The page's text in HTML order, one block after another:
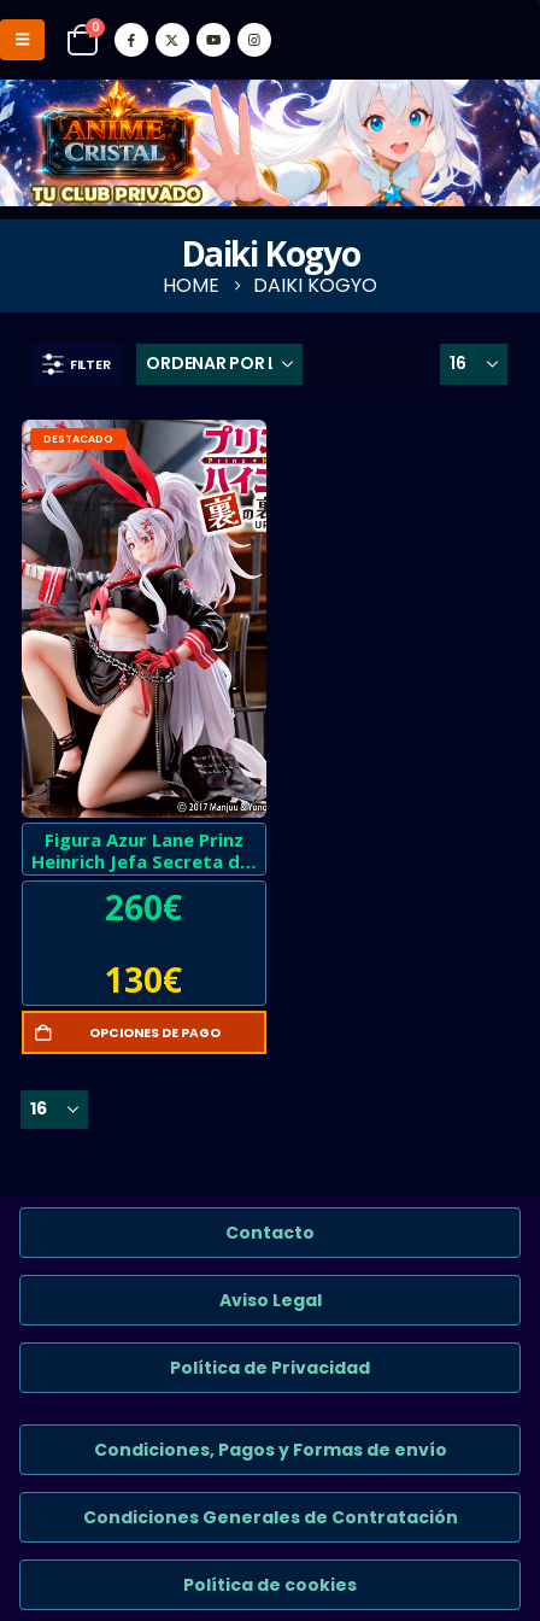
0
Daiki Kogyo
HOME DAIKI KOGYO
FILTER
DESTACADO
Figura Azur Lane Prinz
Heinrich Jefa Secreta del
Inframundo
260€
130€
OPCIONES DE PAGO
Contacto
Aviso Legal
Política de Privacidad
Condiciones, Pagos y Formas de envío
Condiciones Generales de Contratación
Política de cookies